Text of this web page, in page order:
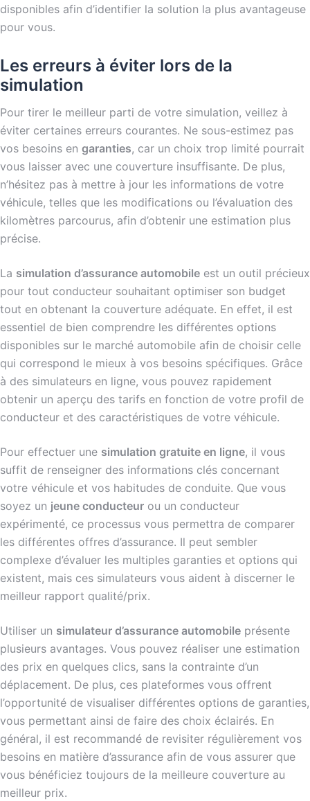
disponibles afin d’identifier la solution la plus avantageuse
pour vous.
Les erreurs à éviter lors de la
simulation
Pour tirer le meilleur parti de votre simulation, veillez à
éviter certaines erreurs courantes. Ne sous-estimez pas
vos besoins en garanties, car un choix trop limité pourrait
vous laisser avec une couverture insuffisante. De plus,
n’hésitez pas à mettre à jour les informations de votre
véhicule, telles que les modifications ou l’évaluation des
kilomètres parcourus, afin d’obtenir une estimation plus
précise.
La simulation d’assurance automobile est un outil précieux
pour tout conducteur souhaitant optimiser son budget
tout en obtenant la couverture adéquate. En effet, il est
essentiel de bien comprendre les différentes options
disponibles sur le marché automobile afin de choisir celle
qui correspond le mieux à vos besoins spécifiques. Grâce
à des simulateurs en ligne, vous pouvez rapidement
obtenir un aperçu des tarifs en fonction de votre profil de
conducteur et des caractéristiques de votre véhicule.
Pour effectuer une simulation gratuite en ligne, il vous
suffit de renseigner des informations clés concernant
votre véhicule et vos habitudes de conduite. Que vous
soyez un jeune conducteur ou un conducteur
expérimenté, ce processus vous permettra de comparer
les différentes offres d’assurance. Il peut sembler
complexe d’évaluer les multiples garanties et options qui
existent, mais ces simulateurs vous aident à discerner le
meilleur rapport qualité/prix.
Utiliser un simulateur d’assurance automobile présente
plusieurs avantages. Vous pouvez réaliser une estimation
des prix en quelques clics, sans la contrainte d’un
déplacement. De plus, ces plateformes vous offrent
l’opportunité de visualiser différentes options de garanties,
vous permettant ainsi de faire des choix éclairés. En
général, il est recommandé de revisiter régulièrement vos
besoins en matière d’assurance afin de vous assurer que
vous bénéficiez toujours de la meilleure couverture au
meilleur prix.